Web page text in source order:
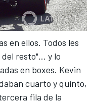
en ellos. Todos les
resto"... y lo
en boxes. Kevin
cuarto y quinto,
fila de la